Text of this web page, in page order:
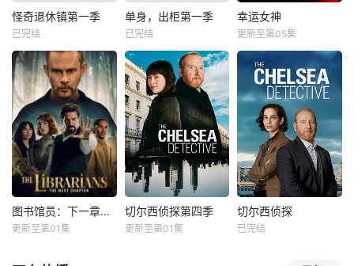
怪奇退休镇第一季
已完结
单身，出柜第一季
已完结
幸运女神
更新至第05集
图书馆员：下一章第二季
更新至第01集
切尔西侦探第四季
更新至第01集
切尔西侦探
已完结